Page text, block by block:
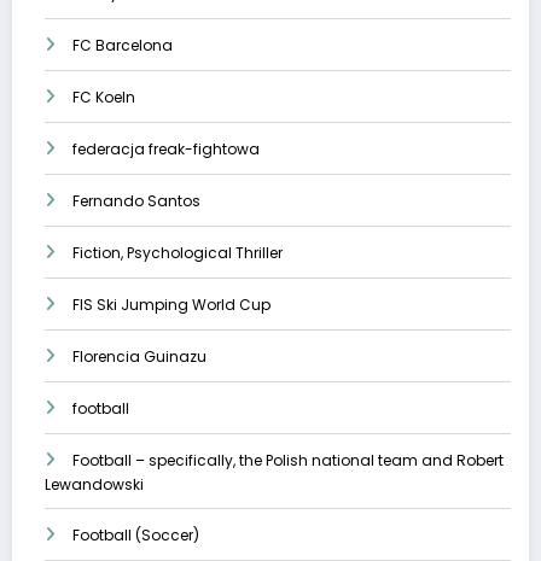
FC Barcelona
FC Koeln
federacja freak-fightowa
Fernando Santos
Fiction, Psychological Thriller
FIS Ski Jumping World Cup
Florencia Guinazu
football
Football – specifically, the Polish national team and Robert
Lewandowski
Football (Soccer)